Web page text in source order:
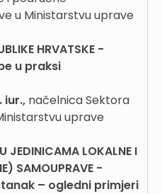
u Ministarstvu uprave
HRVATSKE -
u praksi
iur., načelnica Sektora
uprave
JEDINICAMA LOKALNE I
SAMOUPRAVE -
– ogledni primjeri